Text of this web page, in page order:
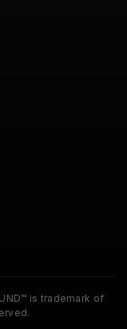
is trademark of